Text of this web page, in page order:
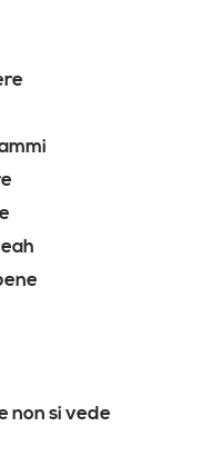
non si vede